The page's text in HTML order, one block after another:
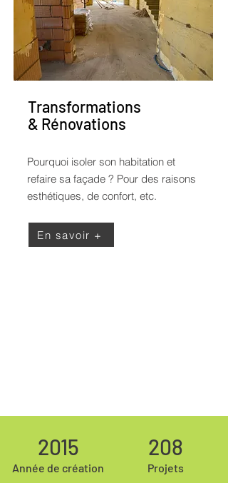
Transformations
& Rénovations
Pourquoi isoler son habitation et
refaire sa façade ? Pour des raisons
esthétiques, de confort, etc.
En savoir +
2015
Année de création
208
Projets